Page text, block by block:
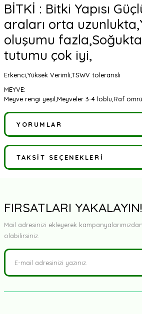
BİTKİ : Bitki Yapısı
araları orta
oluşumu
tutumu çok iyi,
Erkenci,Yüksek Verimli,TSWV toleranslı
MEYVE:
Meyve rengi yeşil,Meyveler 3-4 loblu,Raf
YORUMLAR
Bu ürüne ilk yorumu siz
TAKSIT SEÇENEKLERI
FIRSATLARI YAKALAYIN!
Mail adresinizi ekleyerek
olabilirsiniz.